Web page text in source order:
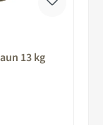
13 kg